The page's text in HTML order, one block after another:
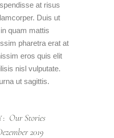
at risus
Duis ut
quam mattis
pharetra erat at
eros quis elit
nisl vulputate.
ut sagittis.
Our Stories
2019